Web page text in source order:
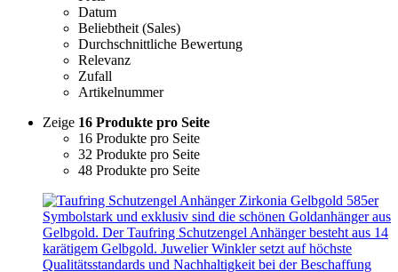
Datum
Beliebtheit (Sales)
Durchschnittliche Bewertung
Relevanz
Zufall
Artikelnummer
Zeige 16 Produkte pro Seite
16 Produkte pro Seite
32 Produkte pro Seite
48 Produkte pro Seite